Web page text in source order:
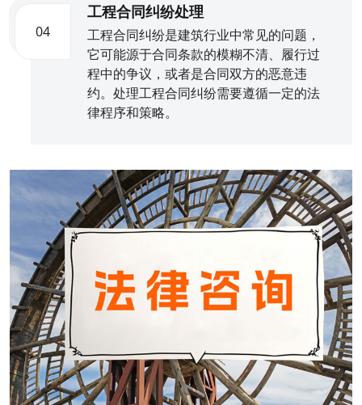
04
工程合同纠纷处理
工程合同纠纷是建筑行业中常见的问题，
它可能源于合同条款的模糊不清、履行过
程中的争议，或者是合同双方的恶意违
约。处理工程合同纠纷需要遵循一定的法
律程序和策略。